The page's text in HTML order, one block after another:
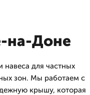
на-Доне
для частных
зон. Мы работаем с
крышу, которая